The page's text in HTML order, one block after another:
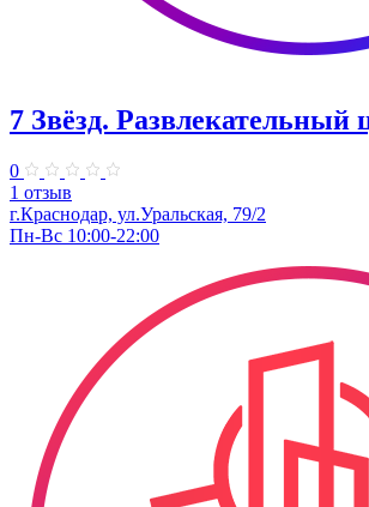
7 Звёзд. Развлекательный
0
1 отзыв
г.Краснодар, ул.Уральская, 79/2
Пн-Вс 10:00-22:00